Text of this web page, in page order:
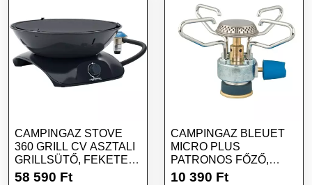
CAMPINGAZ STOVE
360 GRILL CV ASZTALI
GRILLSÜTŐ, FEKETE,
MÉRET
58 590 Ft
CAMPINGAZ BLEUET
MICRO PLUS
PATRONOS FŐZŐ,
EZÜST, MÉRET
10 390 Ft